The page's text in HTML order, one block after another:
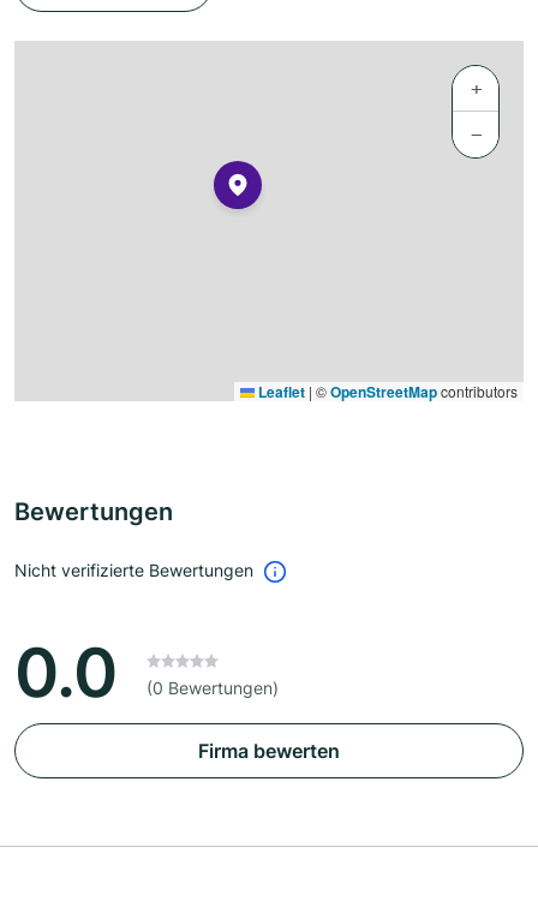
+
−
Leaflet | ©OpenStreetMapcontributors
Bewertungen
Nicht verifizierte Bewertungen
0.0 (0 Bewertungen)
Firma bewerten